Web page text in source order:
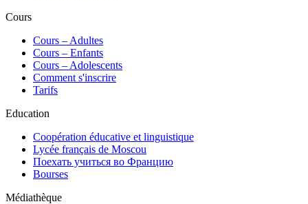
Cours
Сours – Adultes
Cours – Enfants
Cours – Adolescents
Comment s'inscrire
Tarifs
Education
Coopération éducative et linguistique
Lycée français de Moscou
Поехать учиться во Францию
Bourses
Médiathèque